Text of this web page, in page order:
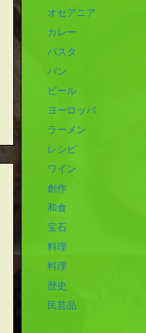
オセアニア
カレー
パスタ
パン
ビール
ヨーロッパ
ラーメン
レシピ
ワイン
創作
和食
宝石
料理
料理
歴史
民芸品